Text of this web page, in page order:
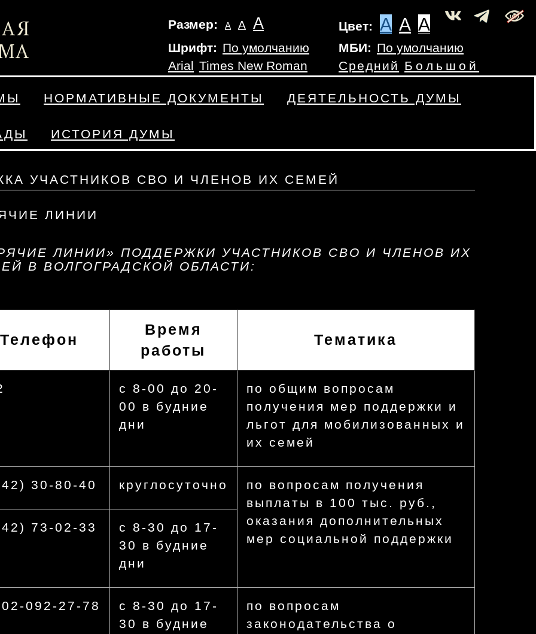
Размер: А А А Цвет: A A A
Шрифт: По умолчанию
Arial Times New Roman
МБИ: По умолчанию
Средний Большой
НОРМАТИВНЫЕ ДОКУМЕНТЫ ДЕЯТЕЛЬНОСТЬ ДУМЫ
ИСТОРИЯ ДУМЫ
УЧАСТНИКОВ СВО И ЧЛЕНОВ ИХ СЕМЕЙ
ЛИНИИ
ЛИНИИ» ПОДДЕРЖКИ УЧАСТНИКОВ СВО И ЧЛЕНОВ ИХ
В ВОЛГОГРАДСКОЙ ОБЛАСТИ:
Телефон
Время
работы
Тематика
с 8-00 до 20-
00 в будние
дни
по общим вопросам
получения мер поддержки и
льгот для мобилизованных и
их семей
30-80-40 круглосуточно
по вопросам получения
выплаты в 100 тыс. руб.,
оказания дополнительных
мер социальной поддержки
73-02-33
с 8-30 до 17-
30 в будние
дни
092-27-78
с 8-30 до 17-
30 в будние
по вопросам
законодательства о